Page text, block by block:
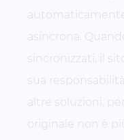
asincrona.
sincronizzati, il
sua
altre soluzioni,
originale non è